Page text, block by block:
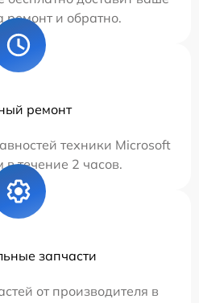
ремонт и обратно.
ремонт
техники Microsoft
течение 2 часов.
запчасти
от производителя в